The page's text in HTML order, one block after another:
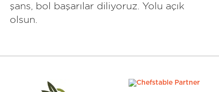
şans, bol başarılar diliyoruz. Yolu açık
olsun.